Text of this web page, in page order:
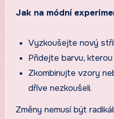
Jak na módní
Vyzkoušejte nový
Přidejte barvu,
Zkombinujte vzory
dříve nezkoušeli.
Změny nemusí být